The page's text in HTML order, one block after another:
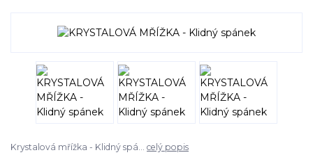
Krystalová mřížka - Klidný spá... celý popis